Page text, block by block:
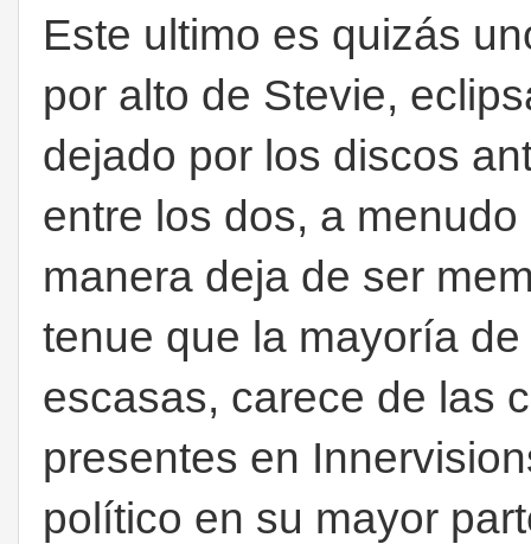
Este ultimo es quizás
por alto de Stevie,
dejado por los discos
entre los dos, a
manera deja de ser
tenue que la mayoría
escasas, carece de las
presentes en
político en su mayor